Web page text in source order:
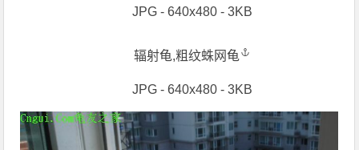
JPG - 640x480 - 3KB
辐射龟,粗纹蛛网龟
JPG - 640x480 - 3KB